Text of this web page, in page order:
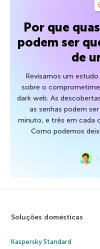
Por que
podem ser
de
Revisamos um
sobre o
dark web. As
as senhas podem
minuto, e três em cada
Como podemos
Soluções domésticas
Kaspersky Standard